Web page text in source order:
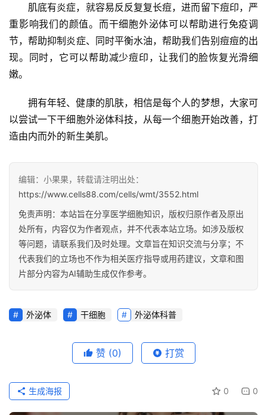
再
生
转
化
会
展
活
登录 注册
肌底有炎症，就容易反反复复长痘，进而留下痘印，严
重影响我们的颜值。而干细胞外泌体可以帮助进行免疫调
节，帮助抑制炎症、同时平衡水油，帮助我们告别痘痘的出
现。同时，它可以帮助减少痘印，让我们的脸恢复光滑细
嫩。
拥有年轻、健康的肌肤，相信是每个人的梦想，大家可
以尝试一下干细胞外泌体科技，从每一个细胞开始改善，打
造由内而外的新生美肌。
编辑：小果果，转载请注明出处：
https://www.cells88.com/cells/wmt/3552.html
免责声明：本站旨在分享医学细胞知识，版权归原作者及原出
处所有，内容仅为作者观点，并不代表本站立场。如涉及版权
等问题，请联系我们及时处理。文章旨在知识交流与分享；不
代表我们的立场也不作为相关医疗指导或用药建议，文章和图
片部分内容为AI辅助生成仅作参考。
外泌体 干细胞 外泌体科普
赞 (0) 打赏
0 0
生成海报